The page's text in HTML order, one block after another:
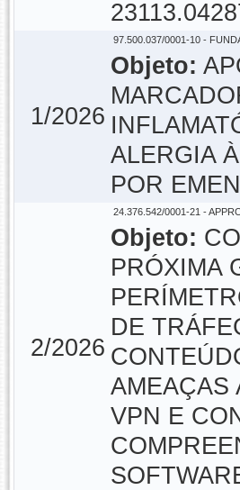
1/2026
97.500.037/0001-10 -
Objeto:
ALERGIA
POR
2/2026
24.376.542/0001-21 -
Objeto:
PRÓXIMA
DE
AMEAÇAS
VPN E